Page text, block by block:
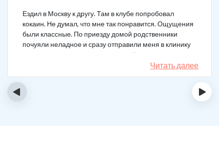
Ездил в Москву к другу. Там в клубе попробовал
кокаин. Не думал, что мне так понравится. Ощущения
были классные. По приезду домой родственники
почуяли неладное и сразу отправили меня в клинику
после того как я им все рассказал. Прошел курс
лечения, но мысли о коксе не прошли. Сейчас хожу на
курсы анонимных наркоманов, делаю все, чтобы
Читать далее
‹ ›